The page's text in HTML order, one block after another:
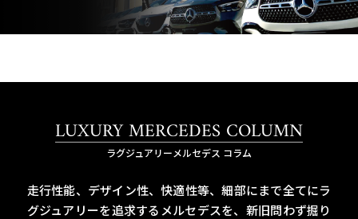
LUXURY MERCEDES COLUMN
ラグジュアリーメルセデス コラム
走行性能、デザイン性、快適性等、細部にまで全てにラ
グジュアリーを追求するメルセデスを、 新旧問わず掘り